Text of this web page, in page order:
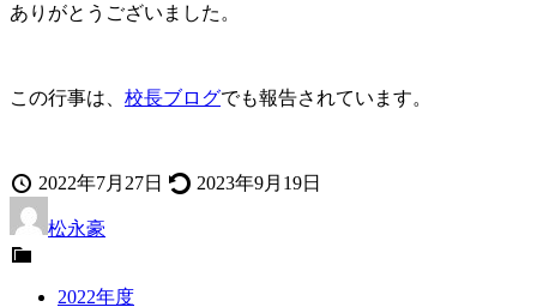
ありがとうございました。
この行事は、 校長ブログでも報告されています。
投
稿
日
2022年7月27日
最
2023年9月19日
稿
松永豪
ゴ
2022年度